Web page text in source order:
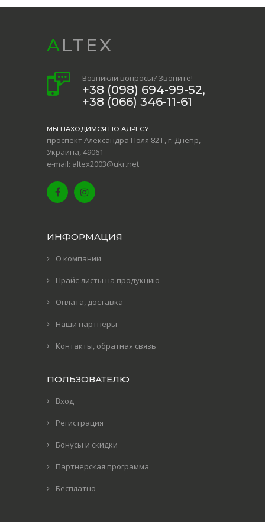
ALTEX
Возникли вопросы? Звоните!
+38 (098) 694-99-52,
+38 (066) 346-11-61
МЫ НАХОДИМСЯ ПО АДРЕСУ:
проспект Александра Поля 82 Г, г. Днепр,
Украина, 49061
e-mail: altex2003@ukr.net
ИНФОРМАЦИЯ
О компании
Прайс-листы на продукцию
Оплата, доставка
Наши партнеры
Контакты, обратная связь
ПОЛЬЗОВАТЕЛЮ
Вход
Регистрация
Бонусы и скидки
Партнерская программа
Бесплатно